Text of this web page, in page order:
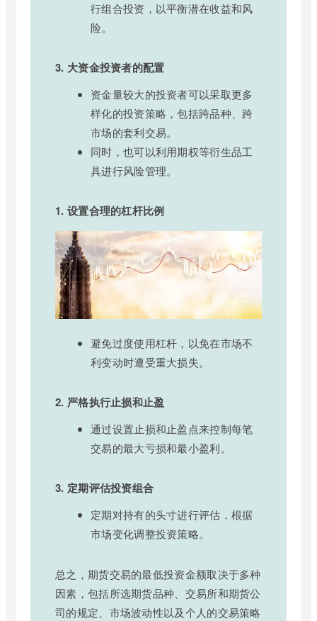
行组合投资，以平衡潜在收益和风
险。
3. 大资金投资者的配置
资金量较大的投资者可以采取更多
样化的投资策略，包括跨品种、跨
市场的套利交易。
同时，也可以利用期权等衍生品工
具进行风险管理。
1. 设置合理的杠杆比例
避免过度使用杠杆，以免在市场不
利变动时遭受重大损失。
2. 严格执行止损和止盈
通过设置止损和止盈点来控制每笔
交易的最大亏损和最小盈利。
3. 定期评估投资组合
定期对持有的头寸进行评估，根据
市场变化调整投资策略。
总之，期货交易的最低投资金额取决于多种
因素，包括所选期货品种、交易所和期货公
司的规定、市场波动性以及个人的交易策略